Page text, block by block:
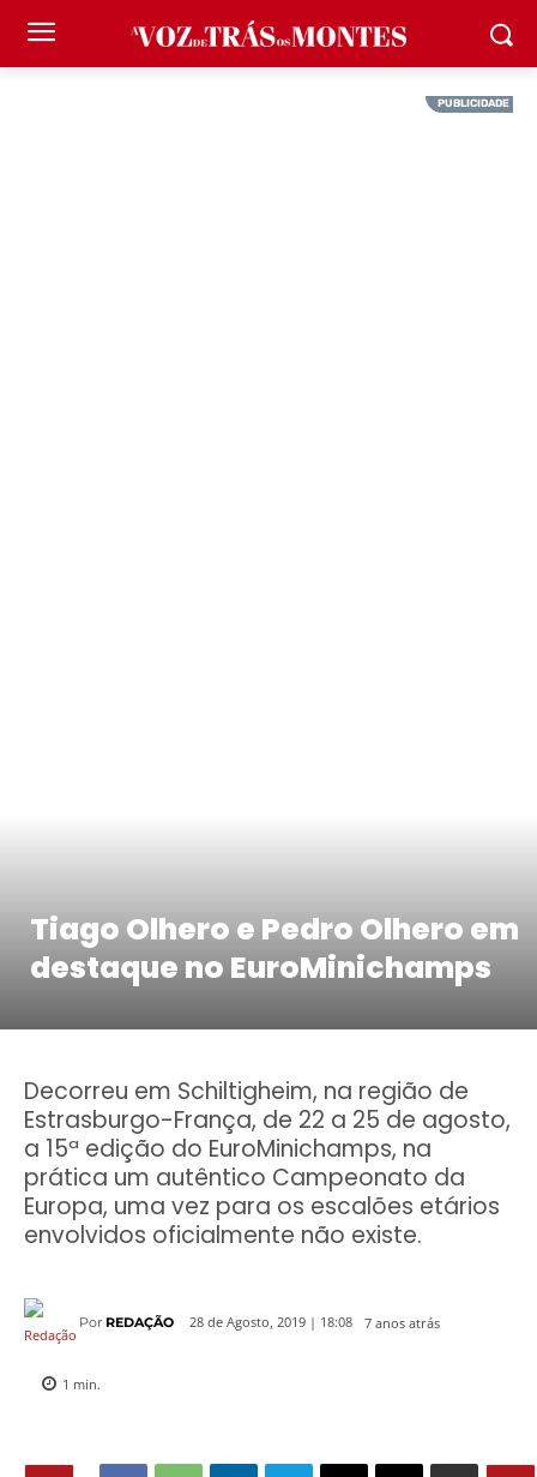
Tiago Olhero e Pedro Olhero em
destaque no EuroMinichamps
Decorreu em Schiltigheim, na região de
Estrasburgo-França, de 22 a 25 de agosto,
a 15ª edição do EuroMinichamps, na
prática um autêntico Campeonato da
Europa, uma vez para os escalões etários
envolvidos oficialmente não existe.
Por REDAÇÃO 28 de Agosto, 2019 | 18:08 7 anos atrás
1 min.